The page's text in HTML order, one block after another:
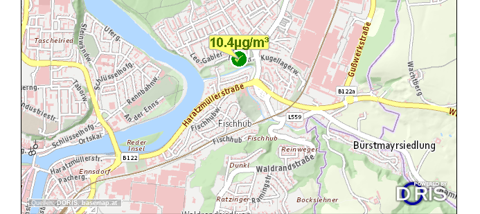
Quellen:DORIS, basemap.at